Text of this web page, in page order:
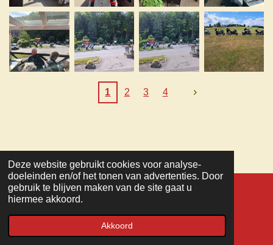
Deze website gebruikt cookies voor analyse-
doeleinden en/of het tonen van advertenties. Door
gebruik te blijven maken van de site gaat u
hiermee akkoord.
Akkoord
1 2 3 4
TOP